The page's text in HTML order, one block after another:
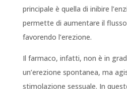
principale è quella di inibire
permette di aumentare il
favorendo l’erezione.
Il farmaco, infatti, non è in
un’erezione spontanea, ma
stimolazione sessuale. In